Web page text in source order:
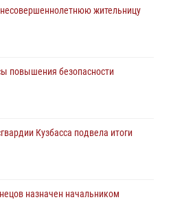
драки, причинившего побои
общественного порядка на
проникновения на
жительницу
повышения безопасности
Кузбасса подвела итоги
назначен начальником